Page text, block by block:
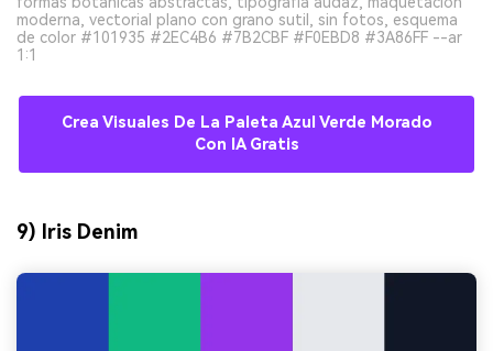
moderna, vectorial plano con grano sutil, sin fotos, esquema
de color #101935 #2EC4B6 #7B2CBF #F0EBD8 #3A86FF --ar
1:1
Crea Visuales De La Paleta Azul Verde Morado
Con IA Gratis
9) Iris Denim